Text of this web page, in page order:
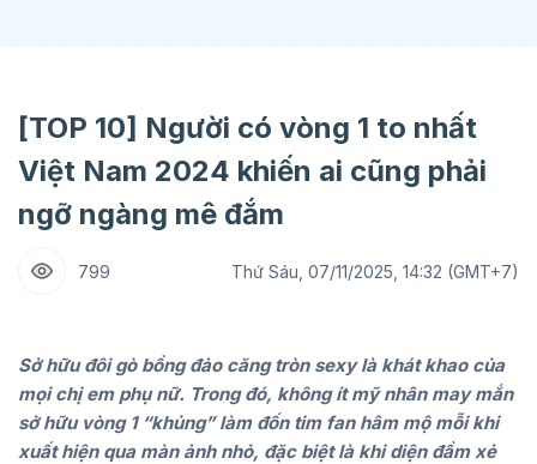
[TOP 10] Người có vòng 1 to nhất
Việt Nam 2024 khiến ai cũng phải
ngỡ ngàng mê đắm
799 Thứ Sáu, 07/11/2025, 14:32 (GMT+7)
Sở hữu đôi gò bồng đảo căng tròn sexy là khát khao của
mọi chị em phụ nữ. Trong đó, không ít mỹ nhân may mắn
sở hữu vòng 1 “khủng” làm đốn tim fan hâm mộ mỗi khi
xuất hiện qua màn ảnh nhỏ, đặc biệt là khi diện đầm xẻ